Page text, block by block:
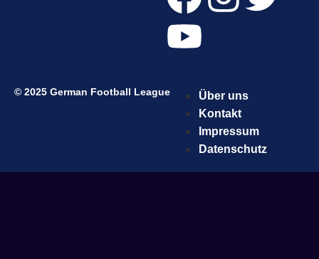
© 2025 German Football League
Über uns
Kontakt
Impressum
Datenschutz